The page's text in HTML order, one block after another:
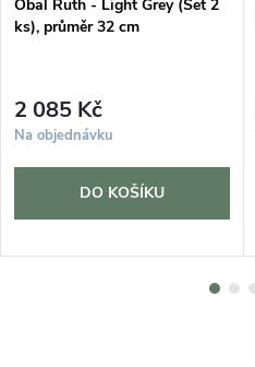
Obal Ruth - Light Grey (Set 2
ks), průměr 32 cm
2 085 Kč
Na objednávku
DO KOŠÍKU